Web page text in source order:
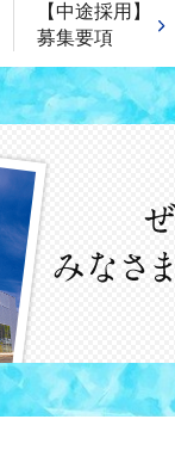
【中途採用】
募集要項